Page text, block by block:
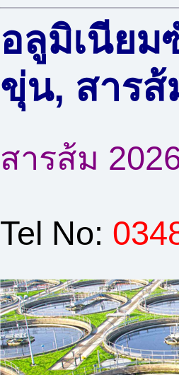
อลูมิเนียม
ขุ่น, สารส้
สารส้ม
Tel No: